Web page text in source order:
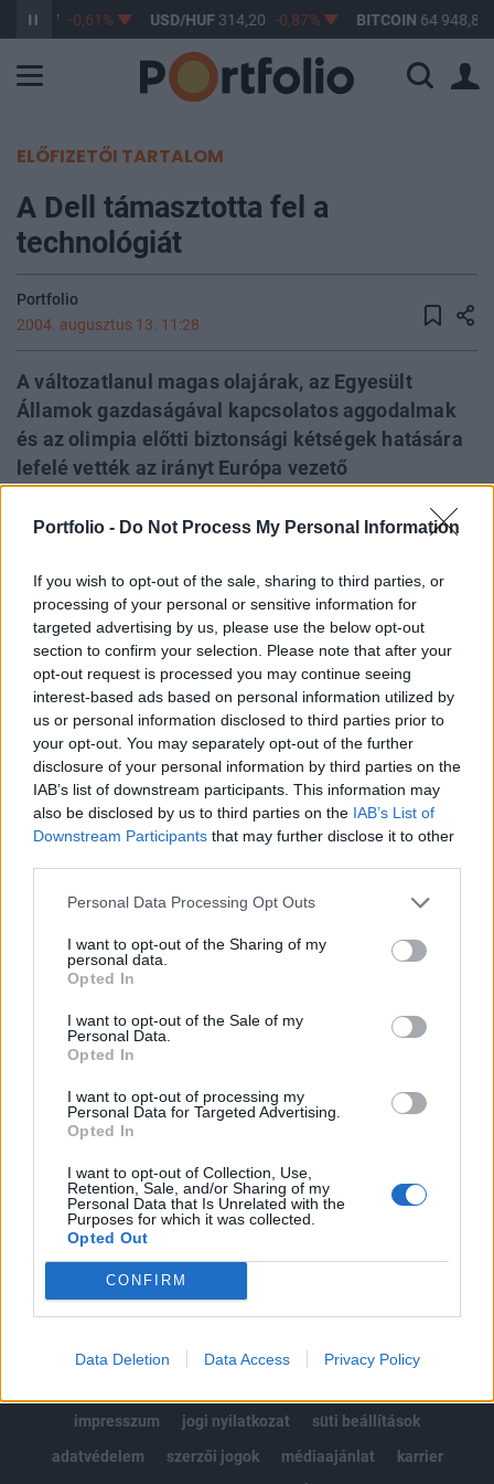
Portfolio - Do Not Process My Personal Information
If you wish to opt-out of the sale, sharing to third parties, or
processing of your personal or sensitive information for
targeted advertising by us, please use the below opt-out
section to confirm your selection. Please note that after your
opt-out request is processed you may continue seeing
interest-based ads based on personal information utilized by
us or personal information disclosed to third parties prior to
your opt-out. You may separately opt-out of the further
disclosure of your personal information by third parties on the
IAB’s list of downstream participants. This information may
also be disclosed by us to third parties on the IAB’s List of
Downstream Participants that may further disclose it to other
Personal Data Processing Opt Outs
I want to opt-out of the Sharing of my
personal data.
Opted In
I want to opt-out of the Sale of my
Personal Data.
Opted In
I want to opt-out of processing my
Personal Data for Targeted Advertising.
Opted In
I want to opt-out of Collection, Use,
Retention, Sale, and/or Sharing of my
Personal Data that Is Unrelated with the
Purposes for which it was collected.
Opted Out
CONFIRM
Data Deletion Data Access Privacy Policy
363,17 -0,61% USD/HUF 314,20 -0,87% BITCOIN 64 948,82
ELŐFIZETŐI TARTALOM
A Dell támasztotta fel a
technológiát
Portfolio
2004. augusztus 13. 11:28
A változatlanul magas olajárak, az Egyesült
Államok gazdaságával kapcsolatos aggodalmak
és az olimpia előtti biztonsági kétségek hatására
lefelé vették az irányt Európa vezető
kal csökkent, míg a FTSE 100 gyakorlatilag
Az elmúlt napokban jelentősen megviselte a technológiai
szektor reprezentánsait a Cisco és a HP kedvezőtlen
jelentése, a Dell azonban megváltást hozott. A világ
legnagyobb PC gyártója 29%-os negyedéves
profitemelkedésről számolt be és optimista kilátásokat
fogalmazott meg gyorsjelentésében. A hírek egycsapásra
újjáélesztették a szegmenst, a délelőtt nyertesévé téve
azt.A...
A keresett cikk a portfolio.hu hírarchívumához
regisztrációhoz kötött.
Portfolio.hu teljes cikkarchívum
Kötéslisták: BÉT elmúlt 2 év napon belüli
MÁR ELŐFIZETŐNK VAGY?BEJELENTKEZÉS
impresszum
jogi nyilatkozat
süti beállítások
adatvédelem
szerzői jogok médiaajánlat
karrier